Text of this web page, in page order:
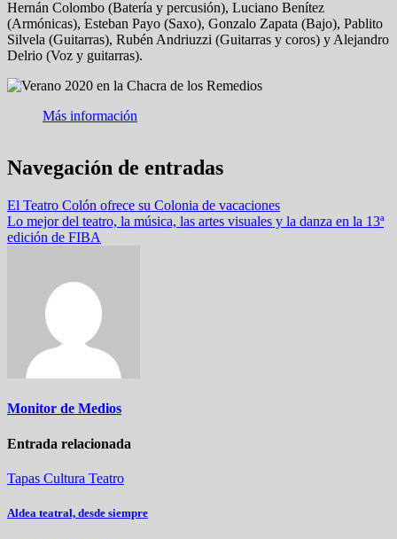
Hernán Colombo (Batería y percusión), Luciano Benítez
(Armónicas), Esteban Payo (Saxo), Gonzalo Zapata (Bajo), Pablito
Silvela (Guitarras), Rubén Andriuzzi (Guitarras y coros) y Alejandro
Delrio (Voz y guitarras).
Más información
Navegación de entradas
El Teatro Colón ofrece su Colonia de vacaciones
Lo mejor del teatro, la música, las artes visuales y la danza en la 13ª
edición de FIBA
Monitor de Medios
Entrada relacionada
Tapas Cultura Teatro
Aldea teatral, desde siempre